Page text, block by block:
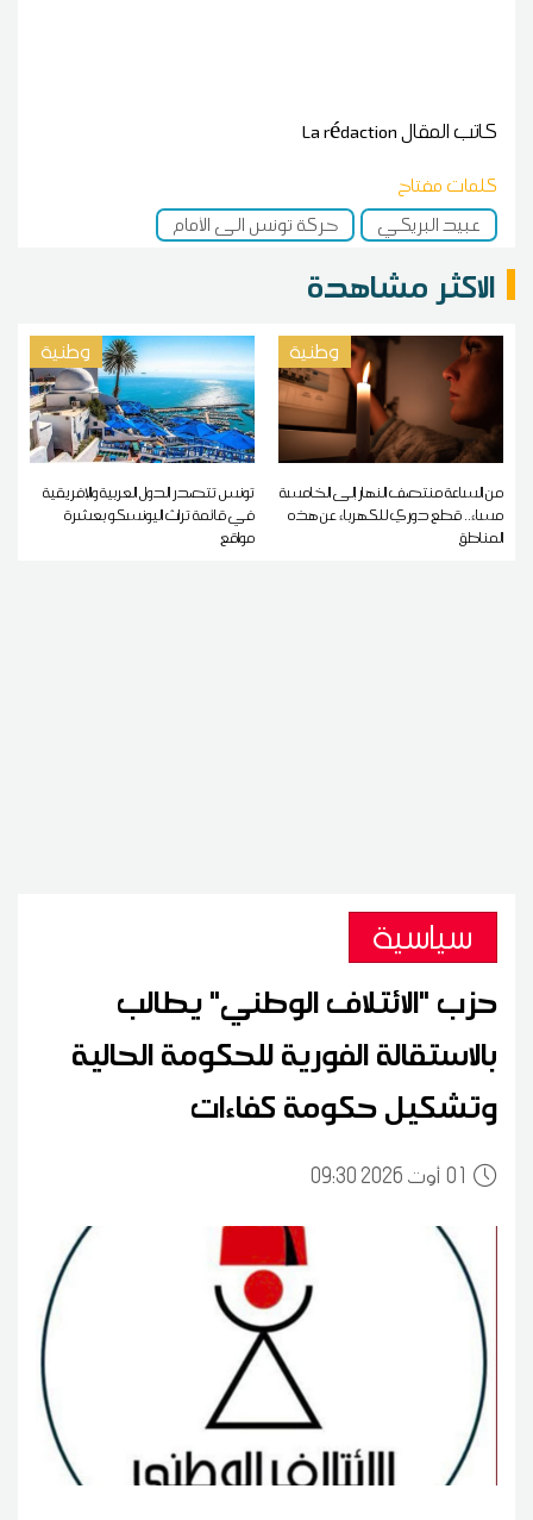
كاتب المقالLa rédaction
كلمات مفتاح
عبيد البريكي
حركة تونس الى الأمام
الاكثر مشاهدة
وطنية
من الساعة منتصف النهار إلى الخامسة
مساء.. قطع دوري للكهرباء عن هذه
المناطق
وطنية
تونس تتصدر الدول العربية والإفريقية
في قائمة تراث اليونسكو بعشرة
مواقع
سياسية
حزب "الائتلاف الوطني" يطالب
بالاستقالة الفورية للحكومة الحالية
وتشكيل حكومة كفاءات
0109:30 2026 أوت